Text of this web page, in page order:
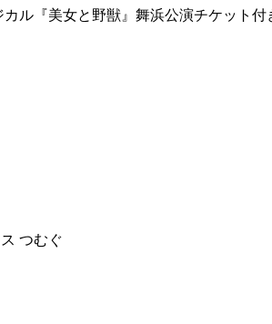
ル『美女と野獣』舞浜公演チケット付
つむぐ